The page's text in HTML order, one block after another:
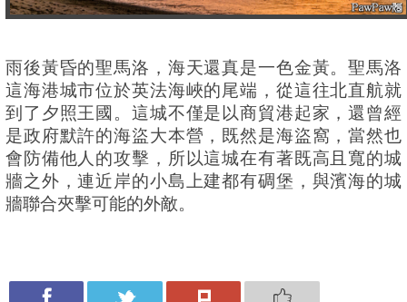
雨後黃昏的聖馬洛，海天還真是一色金黃。聖馬洛
這海港城市位於英法海峽的尾端，從這往北直航就
到了夕照王國。這城不僅是以商貿港起家，還曾經
是政府默許的海盜大本營，既然是海盜窩，當然也
會防備他人的攻擊，所以這城在有著既高且寬的城
牆之外，連近岸的小島上建都有碉堡，與濱海的城
牆聯合夾擊可能的外敵。